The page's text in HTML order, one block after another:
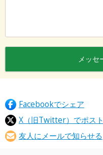
Facebookでシェア
X（旧Twitter）でポスト
友人にメールで知らせる